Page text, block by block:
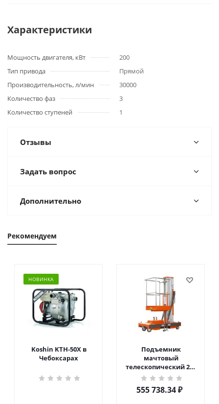
Характеристики
Мощность двигателя, кВт
200
Тип привода
Прямой
Производительность, л/мин
30000
Количество фаз
3
Количество ступеней
1
Отзывы
Задать вопрос
Дополнительно
Рекомендуем
НОВИНКА
Koshin KTH-50X в
Чебоксарах
Подъемник
мачтовый
телескопический 200
кг 6 м TOR GTWY6-200S
DC 2-мачтовый
(автономный) (G) в
555 738.34₽